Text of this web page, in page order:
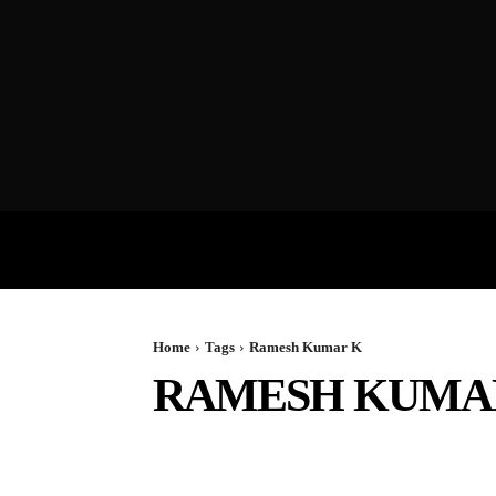
Home Tags Ramesh Kumar K
RAMESH